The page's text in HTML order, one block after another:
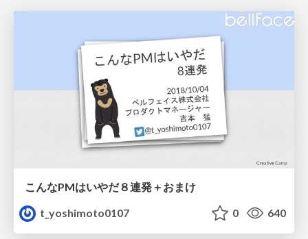
こんなPMはいやだ８連発＋おまけ
t_yoshimoto0107
0 640